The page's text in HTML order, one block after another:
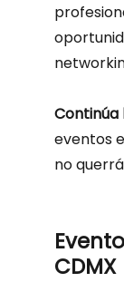
Continúa
eventos
no
CDMX